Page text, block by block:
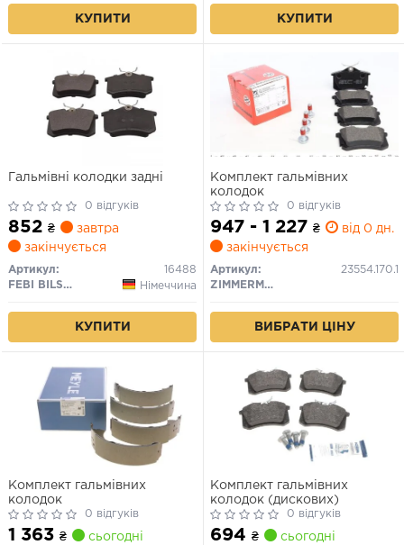
КУПИТИ КУПИТИ
Гальмівні колодки задні
0 відгуків
852 ₴
завтра
закінчується
Артикул:
16488
FEBI BILSTEIN
Німеччина
КУПИТИ
Комплект гальмівних
колодок
0 відгуків
947 - 1 227 ₴
від 0 дн.
закінчується
Артикул:
23554.170.1
ZIMMERMANN
ВИБРАТИ ЦІНУ
Комплект гальмівних
колодок
0 відгуків
1 363 ₴
сьогодні
Комплект гальмівних
колодок (дискових)
0 відгуків
694 ₴ сьогодні